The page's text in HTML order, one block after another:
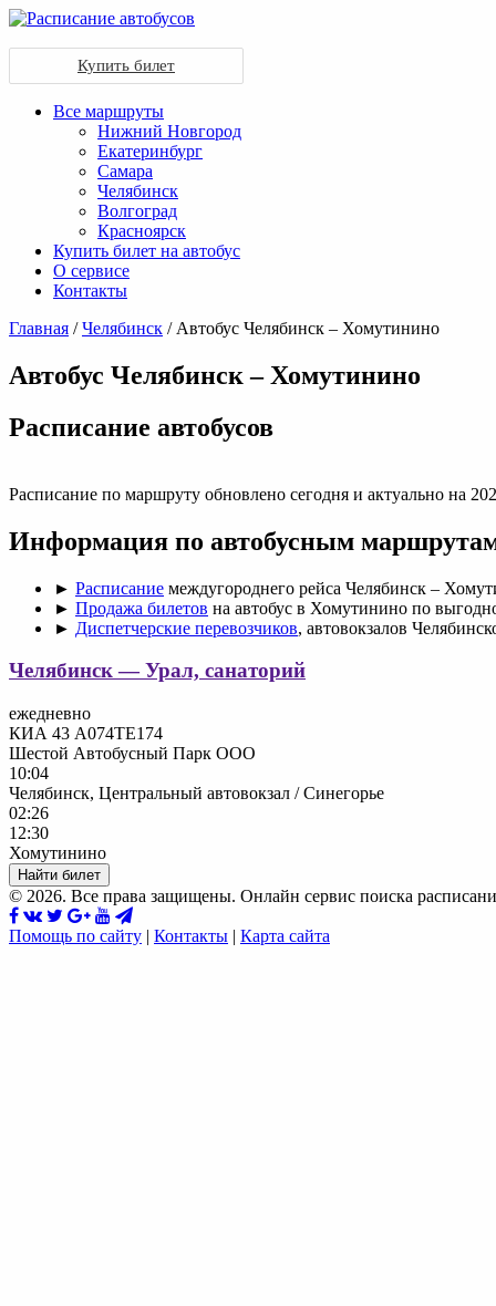
Купить билет
Все маршруты
Нижний Новгород
Екатеринбург
Самара
Челябинск
Волгоград
Красноярск
Купить билет на автобус
О сервисе
Контакты
Главная /Челябинск / Автобус Челябинск – Хомутинино
Автобус Челябинск – Хомутинино
Раcписание автобусов
Расписание по маршруту обновлено сегодня и актуально на
Информация по автобусным
► Расписание междугороднего рейса Челябинск –
► Продажа билетов на автобус в Хомутинино по
► Диспетчерские перевозчиков, автовокзалов
Челябинск — Урал, санаторий
ежедневно
КИА 43 А074ТЕ174
Шестой Автобусный Парк ООО
10:04
Челябинск, Центральный автовокзал / Синегорье
02:26
12:30
Хомутинино
Найти билет
© 2026. Все права защищены. Онлайн сервис поиска
Помощь по сайту | Контакты | Карта сайта